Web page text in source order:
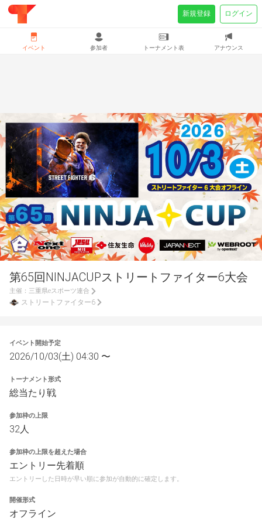
第65回NINJACUPストリートファイター6大会
主催： 三重県eスポーツ連合
ストリートファイター6
イベント開始予定
2026/10/03(土) 04:30 〜
トーナメント形式
総当たり戦
参加枠の上限
32人
参加枠の上限を超えた場合
エントリー先着順
エントリーした日時が早い順に参加が自動的に確定します。
開催形式
オフライン
イベント 参加者 トーナメント表 アナウンス
新規登録 ログイン